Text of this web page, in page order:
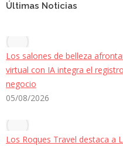
Últimas Noticias
Los salones de belleza
virtual con IA integra el
negocio
05/08/2026
Los Roques Travel destaca a